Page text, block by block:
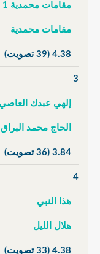
مقامات محمدية 1
مقامات محمدية
4.38 (39 تصويت)
3
إلهي عبدك العاصي
الحاج محمد البراق
3.84 (36 تصويت)
4
هذا النبي
هلال الليل
4.38 (33 تصويت)